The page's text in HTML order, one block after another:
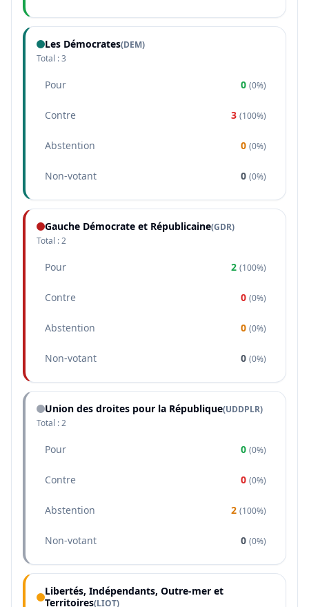
Les Démocrates(DEM)
Total :3
Pour 0 (0%)
Contre 3 (100%)
Abstention 0 (0%)
Non-votant 0 (0%)
Gauche Démocrate et Républicaine(GDR)
Total :2
Pour 2 (100%)
Contre 0 (0%)
Abstention 0 (0%)
Non-votant 0 (0%)
Union des droites pour la République(UDDPLR)
Total :2
Pour 0 (0%)
Contre 0 (0%)
Abstention 2 (100%)
Non-votant 0 (0%)
Libertés, Indépendants, Outre-mer et
Territoires(LIOT)